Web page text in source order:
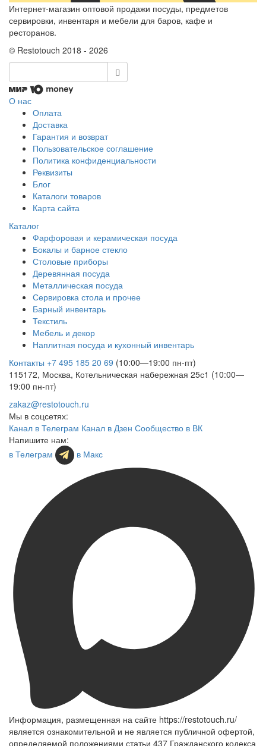
Интернет-магазин оптовой продажи посуды, предметов
сервировки, инвентаря и мебели для баров, кафе и
ресторанов.
© Restotouch 2018 - 2026
О нас
Оплата
Доставка
Гарантия и возврат
Пользовательское соглашение
Политика конфиденциальности
Реквизиты
Блог
Каталоги товаров
Карта сайта
Каталог
Фарфоровая и керамическая посуда
Бокалы и барное стекло
Столовые приборы
Деревянная посуда
Металлическая посуда
Сервировка стола и прочее
Барный инвентарь
Текстиль
Мебель и декор
Наплитная посуда и кухонный инвентарь
Контакты +7 495 185 20 69 (10:00—19:00 пн-пт)
115172, Москва, Котельническая набережная 25с1 (10:00—
19:00 пн-пт)
zakaz@restotouch.ru
Мы в соцсетях:
Канал в Телеграм Канал в Дзен Сообщество в ВК
Напишите нам:
в Телеграм
в Макс
Информация, размещенная на сайте https://restotouch.ru/
является ознакомительной и не является публичной офертой,
определяемой положениями статьи 437 Гражданского кодекса